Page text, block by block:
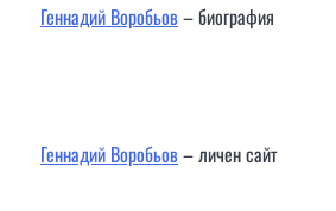
Геннадий Воробьов– биография
Геннадий Воробьов– личен сайт